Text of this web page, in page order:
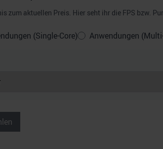
zum aktuellen Preis. Hier seht ihr die FPS bzw.
(Single-Core) Anwendungen